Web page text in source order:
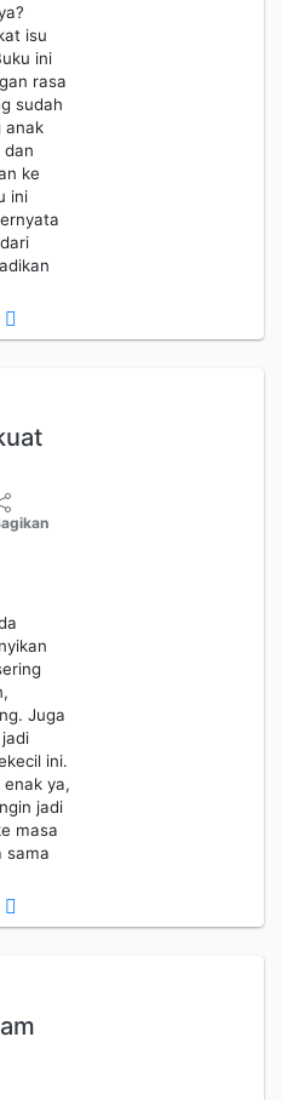
isu
ini
rasa
sudah
anak
dan
ke
ini
Juga
ini.
ya,
jadi
masa
sama